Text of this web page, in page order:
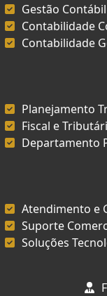
Gestão Contábil
Contabilidade
Contabilidade
Planejamento
Fiscal e
Departamento
Atendimento e
Suporte
Soluções